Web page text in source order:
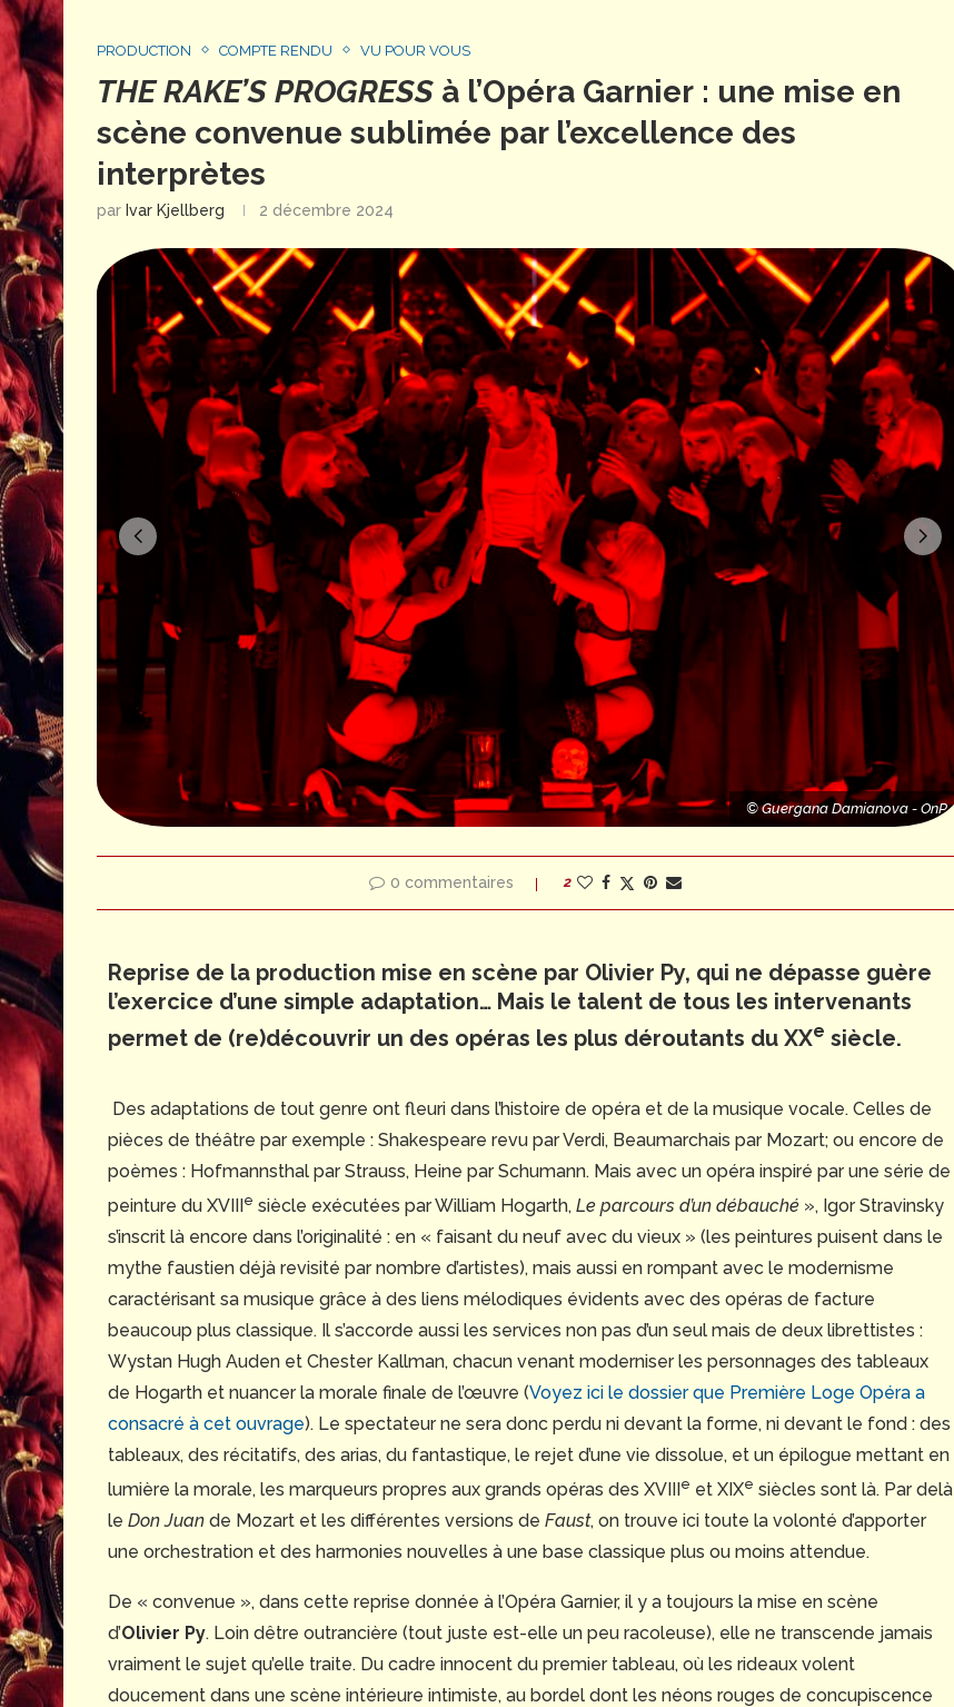
PRODUCTION COMPTE RENDU VU POUR VOUS
THE RAKE’S PROGRESS à l’Opéra Garnier : une mise en
scène convenue sublimée par l’excellence des
interprètes
par Ivar Kjellberg 2 décembre 2024
© Guergana Damianova - OnP
© Guergana Damianova - OnP
© Guergana Damianova - OnP
- OnP
0 commentaires 2
Reprise de la production mise en scène par Olivier Py, qui ne dépasse guère
l’exercice d’une simple adaptation… Mais le talent de tous les intervenants
permet de (re)découvrir un des opéras les plus déroutants du XXe siècle.
Des adaptations de tout genre ont fleuri dans l’histoire de opéra et de la musique vocale. Celles de
pièces de théâtre par exemple : Shakespeare revu par Verdi, Beaumarchais par Mozart; ou encore de
poèmes : Hofmannsthal par Strauss, Heine par Schumann. Mais avec un opéra inspiré par une série de
peinture du XVIIIe siècle exécutées par William Hogarth, Le parcours d’un débauché », Igor Stravinsky
s’inscrit là encore dans l’originalité : en « faisant du neuf avec du vieux » (les peintures puisent dans le
mythe faustien déjà revisité par nombre d’artistes), mais aussi en rompant avec le modernisme
caractérisant sa musique grâce à des liens mélodiques évidents avec des opéras de facture
beaucoup plus classique. Il s’accorde aussi les services non pas d’un seul mais de deux librettistes :
Wystan Hugh Auden et Chester Kallman, chacun venant moderniser les personnages des tableaux
de Hogarth et nuancer la morale finale de l’œuvre (Voyez ici le dossier que Première Loge Opéra a
consacré à cet ouvrage). Le spectateur ne sera donc perdu ni devant la forme, ni devant le fond : des
tableaux, des récitatifs, des arias, du fantastique, le rejet d’une vie dissolue, et un épilogue mettant en
lumière la morale, les marqueurs propres aux grands opéras des XVIII
e et XIXe siècles sont là. Par delà
le Don Juan de Mozart et les différentes versions de Faust, on trouve ici toute la volonté d’apporter
une orchestration et des harmonies nouvelles à une base classique plus ou moins attendue.
De « convenue », dans cette reprise donnée à l’Opéra Garnier, il y a toujours la mise en scène
d’Olivier Py. Loin dêtre outrancière (tout juste est-elle un peu racoleuse), elle ne transcende jamais
vraiment le sujet qu’elle traite. Du cadre innocent du premier tableau, où les rideaux volent
doucement dans une scène intérieure intimiste, au bordel dont les néons rouges de concupiscence